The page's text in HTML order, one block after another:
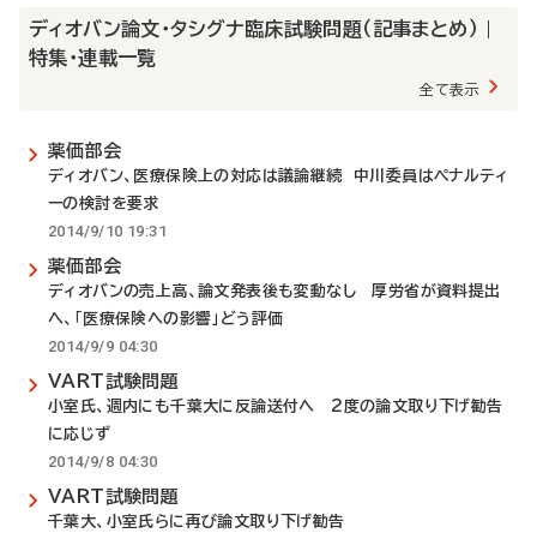
ディオバン論文・タシグナ臨床試験問題（記事まとめ） |
特集・連載一覧
全て表示
薬価部会
ディオバン、医療保険上の対応は議論継続 中川委員はペナルティ
ーの検討を要求
2014/9/10 19:31
薬価部会
ディオバンの売上高、論文発表後も変動なし 厚労省が資料提出
へ、「医療保険への影響」どう評価
2014/9/9 04:30
VART試験問題
小室氏、週内にも千葉大に反論送付へ 2度の論文取り下げ勧告
に応じず
2014/9/8 04:30
VART試験問題
千葉大、小室氏らに再び論文取り下げ勧告